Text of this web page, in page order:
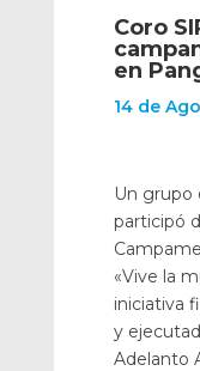
Coro
en
14 de
Un grupo
participó
«Vive la
iniciativa
y
Adelanto